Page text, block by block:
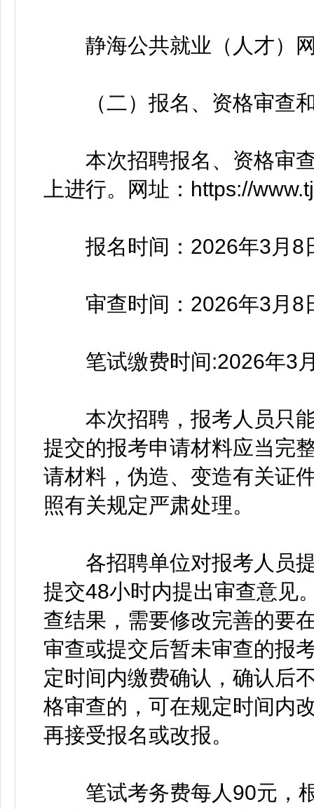
静海公共就业（人才）网
（二）报名、资格审查
本次招聘报名、资格审查
上进行。网址：https://
报名时间：2026年3月8
审查时间：2026年3月8
笔试缴费时间:2026年3月
本次招聘，报考人员只能
提交的报考申请材料应当完
请材料，伪造、变造有关证
照有关规定严肃处理。
各招聘单位对报考人员提
提交48小时内提出审查意见
查结果，需要修改完善的要
审查或提交后暂未审查的报
定时间内缴费确认，确认后
格审查的，可在规定时间内
再接受报名或改报。
笔试考务费每人90元，根